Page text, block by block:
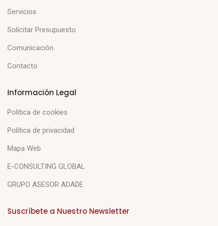
Servicios
Solicitar Presupuesto
Comunicación
Contacto
Información Legal
Política de cookies
Política de privacidad
Mapa Web
E-CONSULTING GLOBAL
GRUPO ASESOR ADADE
Suscríbete a Nuestro Newsletter